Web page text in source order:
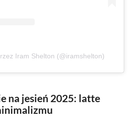
Iram Shelton (@iramshelton)
na jesień 2025: latte